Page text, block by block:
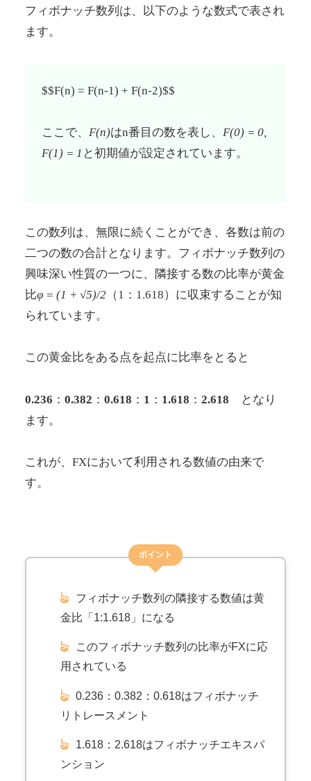
フィボナッチ数列は、以下のような数式で表され
ます。
$$F(n) = F(n-1) + F(n-2)$$
ここで、 F(n)はn番目の数を表し、 F(0) = 0,
F(1) = 1 と初期値が設定されています。
この数列は、無限に続くことができ、各数は前の
二つの数の合計となります。フィボナッチ数列の
興味深い性質の一つに、隣接する数の比率が黄金
比φ = (1 + √5)/2 （1：1.618）に収束することが知
られています。
この黄金比をある点を起点に比率をとると
0.236 ： 0.382 ： 0.618 ： 1 ： 1.618 ： 2.618 となり
ます。
これが、FXにおいて利用される数値の由来で
す。
ポイント
フィボナッチ数列の隣接する数値は黄
金比「1:1.618」になる
このフィボナッチ数列の比率がFXに応
用されている
0.236：0.382：0.618はフィボナッチ
リトレースメント
1.618：2.618はフィボナッチエキスパ
ンション